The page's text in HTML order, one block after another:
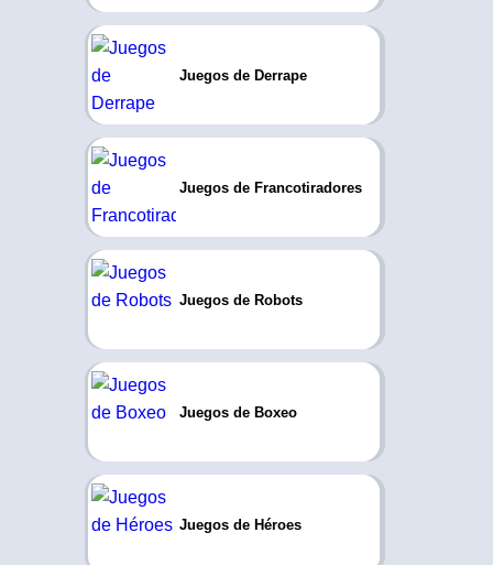
Juegos de Derrape
Juegos de Francotiradores
Juegos de Robots
Juegos de Boxeo
Juegos de Héroes